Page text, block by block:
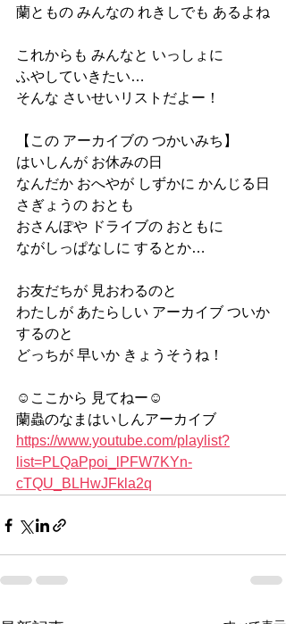
蘭ともの みんなの れきしでも あるよね
これからも みんなと いっしょに
ふやしていきたい…
そんな さいせいリストだよー！
【この アーカイブの つかいみち】
はいしんが お休みの日
なんだか おへやが しずかに かんじる日
さぎょうの おとも
おさんぽや ドライブの おともに
ながしっぱなしに するとか…
お友だちが 見おわるのと
わたしが あたらしい アーカイブ ついか
するのと
どっちが 早いか きょうそうね！
☺️ここから 見てねー☺️
蘭蟲のなまはいしんアーカイブ
https://www.youtube.com/playlist?
list=PLQaPpoi_lPFW7KYn-
cTQU_BLHwJFkla2q